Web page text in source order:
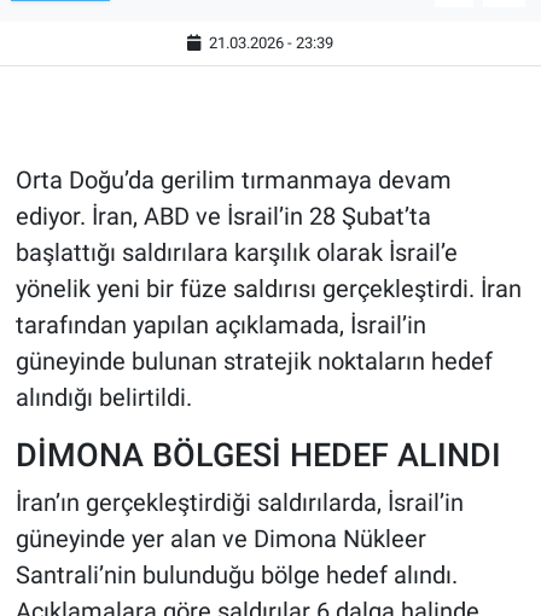
21.03.2026 - 23:39
Orta Doğu’da gerilim tırmanmaya devam
ediyor. İran, ABD ve İsrail’in 28 Şubat’ta
başlattığı saldırılara karşılık olarak İsrail’e
yönelik yeni bir füze saldırısı gerçekleştirdi. İran
tarafından yapılan açıklamada, İsrail’in
güneyinde bulunan stratejik noktaların hedef
alındığı belirtildi.
DİMONA BÖLGESİ HEDEF ALINDI
İran’ın gerçekleştirdiği saldırılarda, İsrail’in
güneyinde yer alan ve Dimona Nükleer
Santrali’nin bulunduğu bölge hedef alındı.
EĞİTİM
ÇEVRE
HABERDE İNSAN
POLİTİKA
SPOR
MAGAZİN
Bilim, Teknoloji